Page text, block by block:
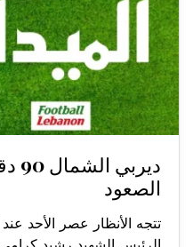
الصعود
تتجه الأنظار عصر الأحد